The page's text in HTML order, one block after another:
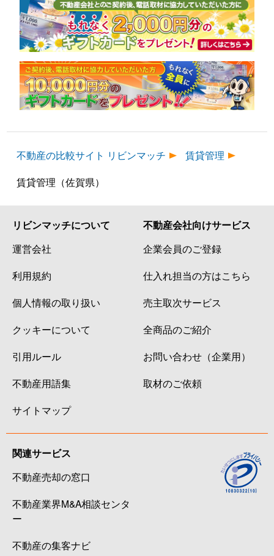
不動産の比較サイト リビンマッチ
賃貸管理
賃貸管理（佐賀県）
リビンマッチについて
運営会社
利用規約
個人情報の取り扱い
クッキーについて
引用ルール
不動産用語集
サイトマップ
不動産会社向けサービス
企業会員のご登録
仕入れ担当の方はこちら
売主取次サービス
全商品のご紹介
お問い合わせ（企業用）
取材のご依頼
関連サービス
不動産売却の窓口
不動産業界M&A相談センタ
ー
不動産の集客ナビ